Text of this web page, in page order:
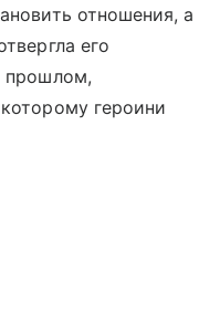
отношения, а
его
прошлом,
героини